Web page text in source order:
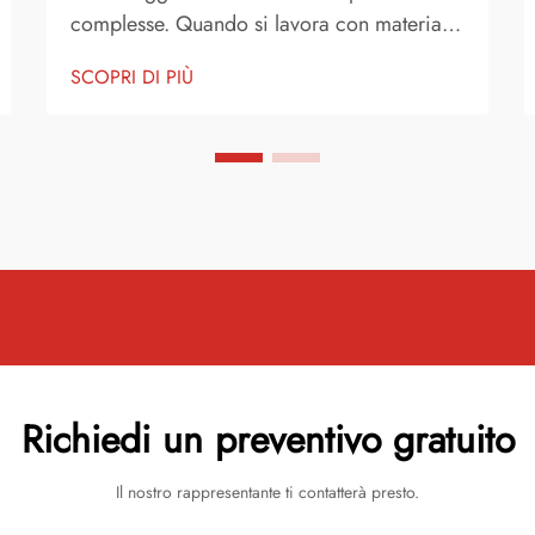
complesse. Quando si lavora con materiali
il sollevamento dei bordi è una delle sfide
proprietà uniche dei materiali riflettenti...
SCOPRI DI PIÙ
Richiedi un preventivo gratuito
Il nostro rappresentante ti contatterà presto.